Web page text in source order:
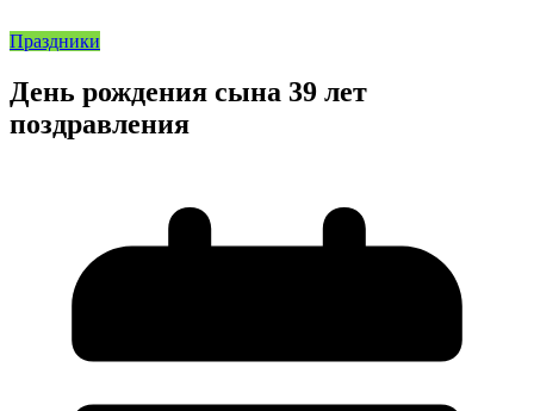
Праздники
День рождения сына 39 лет
поздравления